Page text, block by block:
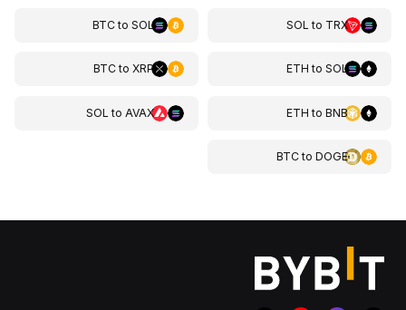
SOL to TRX
BTCtoSOL
ETH toSOL
BTCtoXRP
ETH toBNB
SOL toAVAX
BTCtoDOGE